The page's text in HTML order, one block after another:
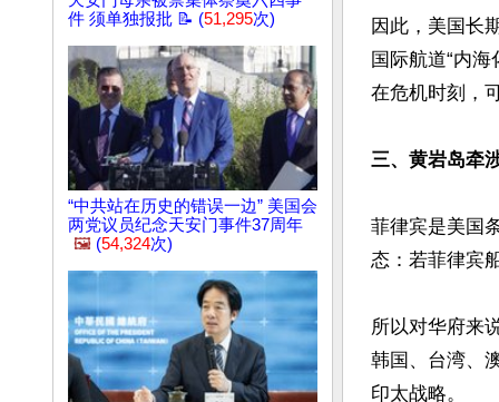
件 须单独报批 📝 (51,295次)
“中共站在历史的错误一边” 美国会
两党议员纪念天安门事件37周年
🖼️ (54,324次)
因此，美国长
国际航道“内
在危机时刻，
三、黄岩岛牵
菲律宾是美国
态：若菲律宾
所以对华府来
韩国、台湾、
印太战略。